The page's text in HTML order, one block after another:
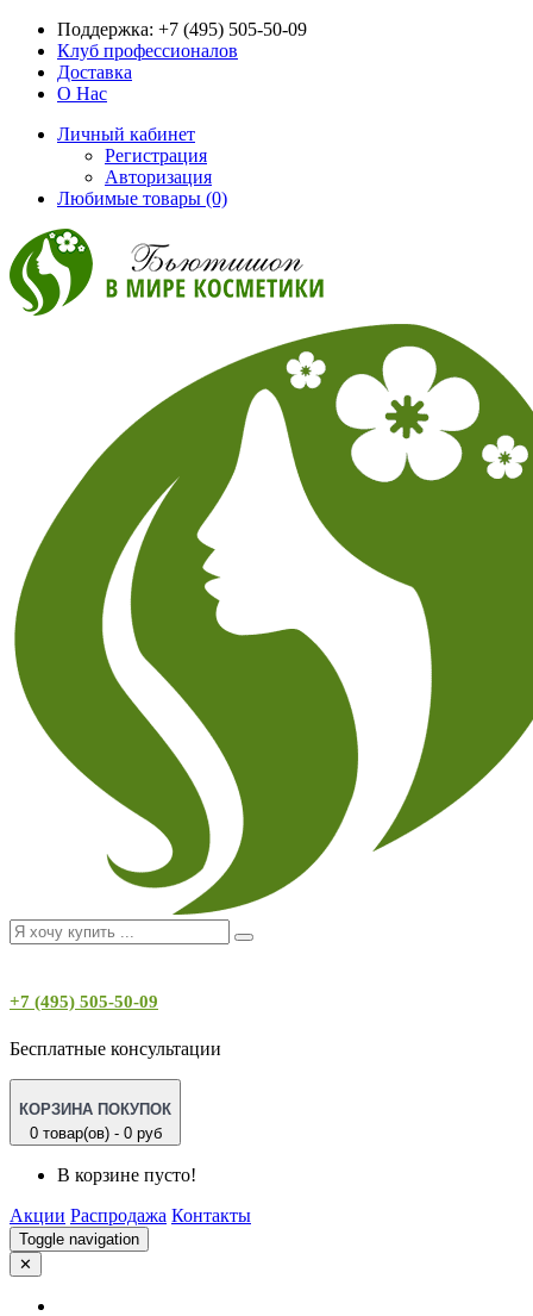
Поддержка: +7 (495) 505-50-09
Клуб профессионалов
Доставка
О Нас
Личный кабинет
Регистрация
Авторизация
Любимые товары (0)
+7 (495) 505-50-09
Бесплатные консультации
КОРЗИНА ПОКУПОК
0 товар(ов) - 0 руб
В корзине пусто!
Акции Распродажа Контакты
Toggle navigation
✕